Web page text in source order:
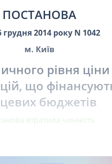
ПОСТАНОВА
грудня 2014 року N 1042
м. Київ
рівня
що
бюджетів
втратила чинність